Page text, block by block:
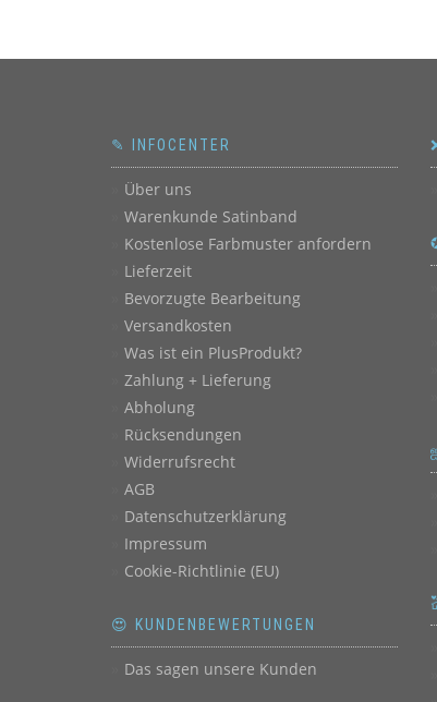
✎ INFOCENTER
Über uns
Warenkunde Satinband
Kostenlose Farbmuster anfordern
Lieferzeit
Bevorzugte Bearbeitung
Versandkosten
Was ist ein PlusProdukt?
Zahlung + Lieferung
Abholung
Rücksendungen
Widerrufsrecht
AGB
Datenschutzerklärung
Impressum
Cookie-Richtlinie (EU)
😍 KUNDENBEWERTUNGEN
Das sagen unsere Kunden